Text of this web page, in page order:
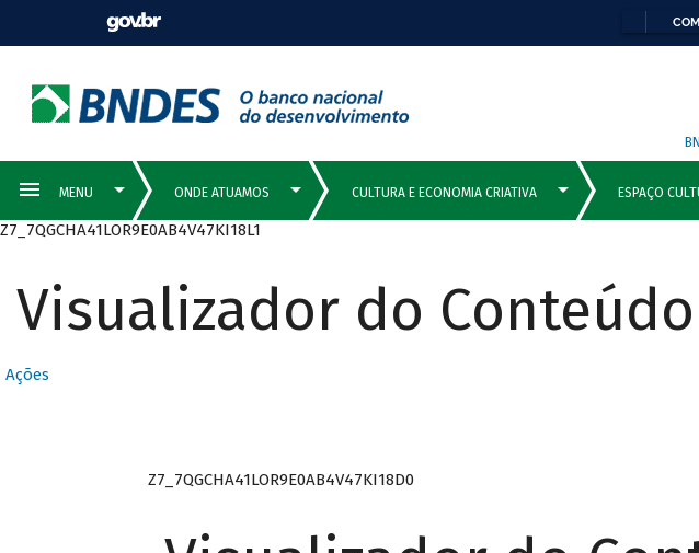
Z7_7QGCHA41LOR9E0AB4V47KI18L1
Visualizador do
Ações
Z7_7QGCHA41LOR9E0AB4V47KI18D0